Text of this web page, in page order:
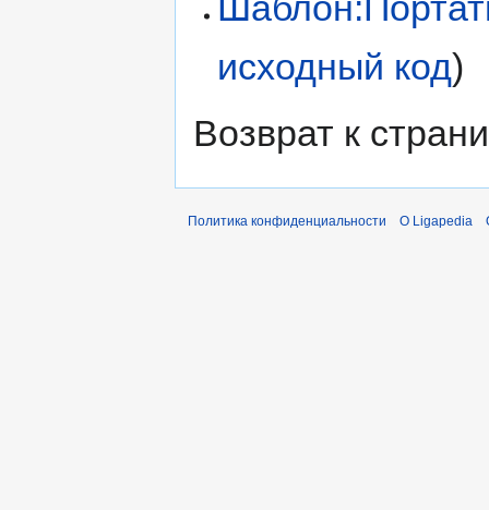
исходный код)
Возврат к
Политика конфиденциальности О Ligapedia